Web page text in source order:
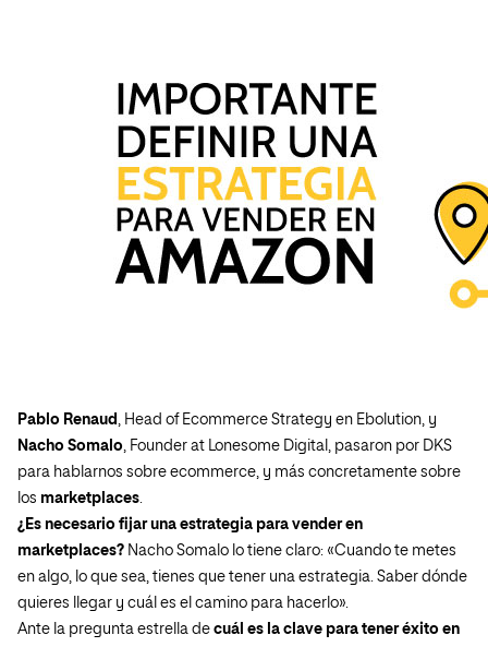
Pablo Renaud, Head of Ecommerce Strategy en Ebolution, y
Nacho Somalo, Founder at Lonesome Digital, pasaron por DKS
para hablarnos sobre ecommerce, y más concretamente sobre
los marketplaces.
¿Es necesario fijar una estrategia para vender en
marketplaces? Nacho Somalo lo tiene claro: «Cuando te metes
en algo, lo que sea, tienes que tener una estrategia. Saber dónde
quieres llegar y cuál es el camino para hacerlo».
Ante la pregunta estrella de cuál es la clave para tener éxito en